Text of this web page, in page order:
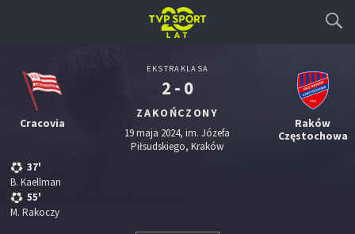
Cracovia
37'
B. Kaellman
55'
M. Rakoczy
EKSTRAKLASA
2 - 0
ZAKOŃCZONY
19 maja 2024, im. Józefa
Piłsudskiego, Kraków
Raków
Częstochowa